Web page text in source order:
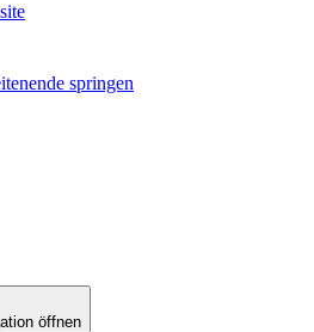
springen
öffnen